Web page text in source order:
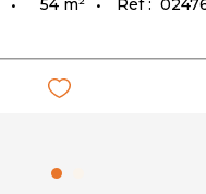
54 m² Réf :